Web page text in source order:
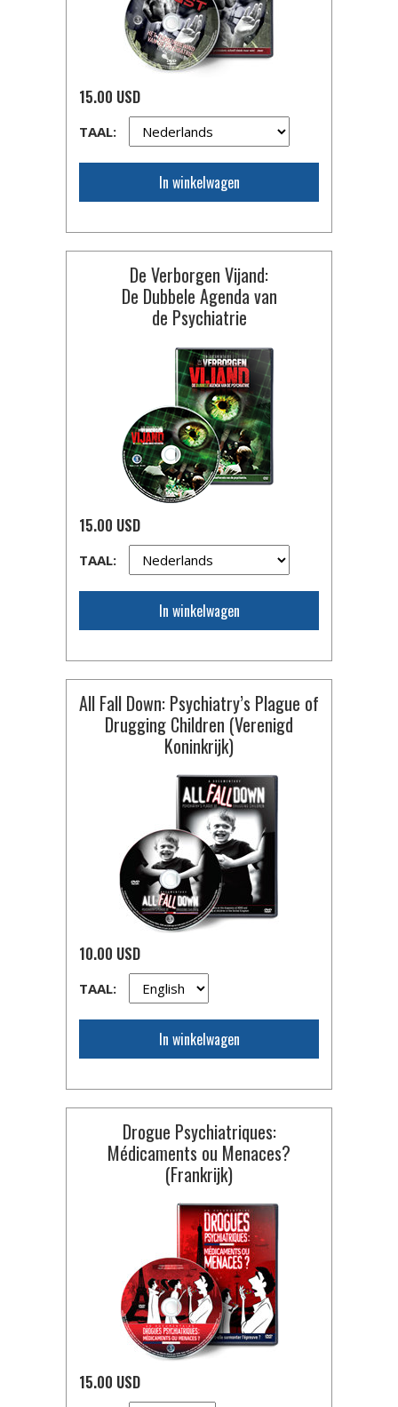
15.00 USD
TAAL:
In winkelwagen
De Verborgen Vijand:
De Dubbele Agenda van
de Psychiatrie
15.00 USD
TAAL:
In winkelwagen
All Fall Down: Psychiatry’s Plague of
Drugging Children (Verenigd
Koninkrijk)
10.00 USD
TAAL:
In winkelwagen
Drogue Psychiatriques:
Médicaments ou Menaces?
(Frankrijk)
15.00 USD